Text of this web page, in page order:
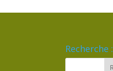
Recherche :